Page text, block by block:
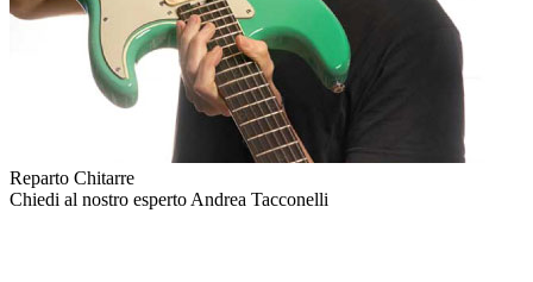
Reparto Chitarre
Chiedi al nostro espertoAndrea Tacconelli